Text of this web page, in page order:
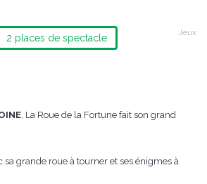
Jeux
2 places de spectacle
, La Roue de la Fortune fait son grand
sa grande roue à tourner et ses énigmes à